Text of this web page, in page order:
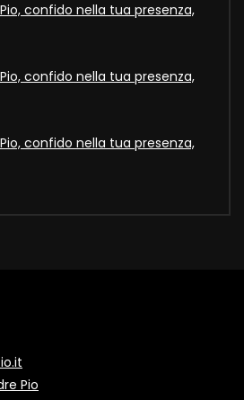
confido nella tua presenza,
confido nella tua presenza,
confido nella tua presenza,
Pio